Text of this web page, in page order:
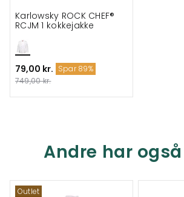
Karlowsky ROCK CHEF®
RCJM 1 kokkejakke
79,00 kr. Spar 89%
749,00 kr.
Andre har
Outlet